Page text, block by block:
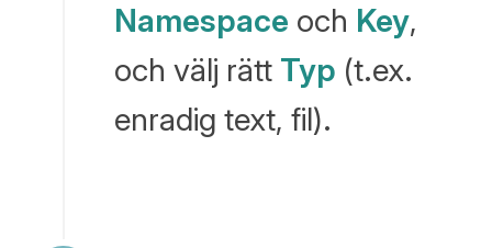
Namespace och Key,
och välj rätt Typ (t.ex.
enradig text, fil).